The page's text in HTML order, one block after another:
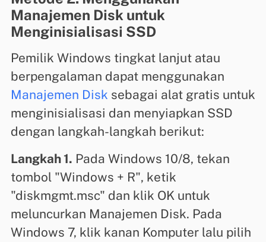
Manajemen Disk untuk
Menginisialisasi SSD
Pemilik Windows tingkat lanjut atau
berpengalaman dapat menggunakan
Manajemen Disk sebagai alat gratis untuk
menginisialisasi dan menyiapkan SSD
dengan langkah-langkah berikut:
Langkah 1. Pada Windows 10/8, tekan
tombol "Windows + R", ketik
"diskmgmt.msc" dan klik OK untuk
meluncurkan Manajemen Disk. Pada
Windows 7, klik kanan Komputer lalu pilih